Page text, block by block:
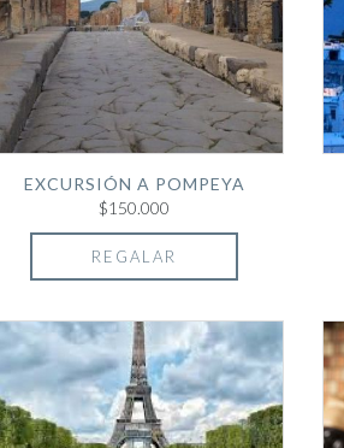
EXCURSIÓN A POMPEYA
$150.000
REGALAR